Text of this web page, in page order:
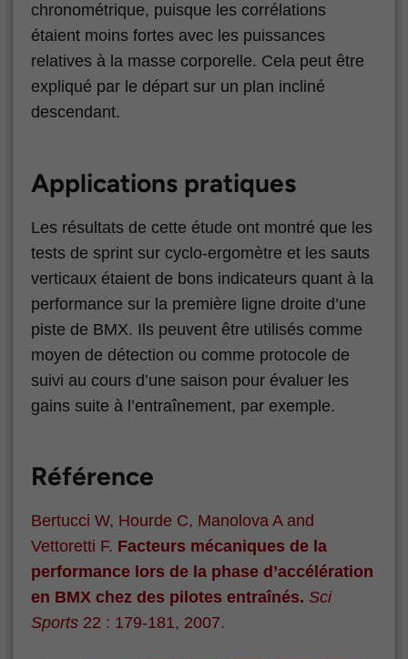
chronométrique, puisque les corrélations
étaient moins fortes avec les puissances
relatives à la masse corporelle. Cela peut être
expliqué par le départ sur un plan incliné
descendant.
Applications pratiques
Les résultats de cette étude ont montré que les
tests de sprint sur cyclo-ergomètre et les sauts
verticaux étaient de bons indicateurs quant à la
performance sur la première ligne droite d’une
piste de BMX. Ils peuvent être utilisés comme
moyen de détection ou comme protocole de
suivi au cours d’une saison pour évaluer les
gains suite à l’entraînement, par exemple.
Référence
Bertucci W, Hourde C, Manolova A and
Vettoretti F. Facteurs mécaniques de la
performance lors de la phase d’accélération
en BMX chez des pilotes entraînés. Sci
Sports 22 : 179-181, 2007.